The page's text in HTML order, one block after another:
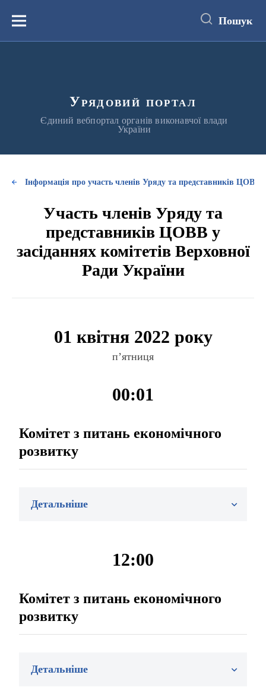
вмістуМеню Пошук
Урядовий портал
Єдиний вебпортал органів виконавчої влади
України
Інформація про участь членів Уряду та представників ЦОВВ
Участь членів Уряду та
представників ЦОВВ у
засіданнях комітетів Верховної
Ради України
01 квітня 2022 року
п’ятниця
00:01
Комітет з питань економічного
розвитку
Детальніше
12:00
Комітет з питань економічного
розвитку
Детальніше